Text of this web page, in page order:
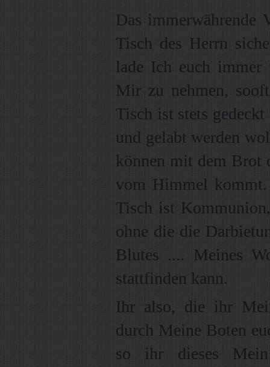
Das immerwährende
Tisch des Herrn
lade Ich euch immer
Mir zu nehmen,
Tisch ist stets
und gelabt werden
können mit dem Brot
vom Himmel
Tisch ist
ohne die die
Blutes .... Meines
stattfinden kann.
Ihr also, die ihr
durch Meine Boten
so ihr dieses